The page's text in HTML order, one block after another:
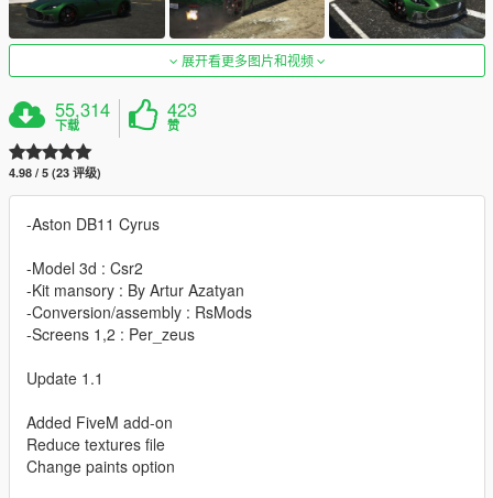
展开看更多图片和视频
55,314
下载
423
赞
4.98 / 5 (23 评级)
-Aston DB11 Cyrus
-Model 3d : Csr2
-Kit mansory : By Artur Azatyan
-Conversion/assembly : RsMods
-Screens 1,2 : Per_zeus
Update 1.1
Added FiveM add-on
Reduce textures file
Change paints option